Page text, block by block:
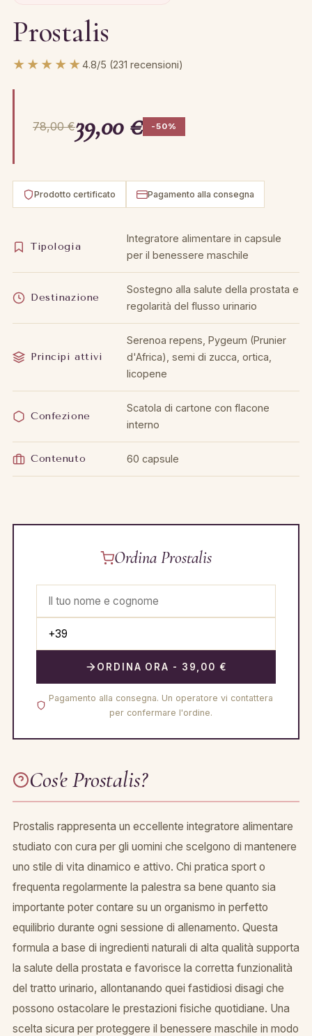
Prostalis
★★★★★4.8/5 (231 recensioni)
78,00 €39,00 € -50%
Prodotto certificato Pagamento alla consegna
Tipologia
Integratore alimentare in capsule
per il benessere maschile
Destinazione
Sostegno alla salute della prostata e
regolarità del flusso urinario
Principi attivi
Serenoa repens, Pygeum (Prunier
d'Africa), semi di zucca, ortica,
licopene
Confezione
Scatola di cartone con flacone
interno
Contenuto 60 capsule
Ordina Prostalis
ORDINA ORA - 39,00 €
Pagamento alla consegna. Un operatore vi contattera
per confermare l'ordine.
Cos'e Prostalis?
Prostalis rappresenta un eccellente integratore alimentare
studiato con cura per gli uomini che scelgono di mantenere
uno stile di vita dinamico e attivo. Chi pratica sport o
frequenta regolarmente la palestra sa bene quanto sia
importante poter contare su un organismo in perfetto
equilibrio durante ogni sessione di allenamento. Questa
formula a base di ingredienti naturali di alta qualità supporta
la salute della prostata e favorisce la corretta funzionalità
del tratto urinario, allontanando quei fastidiosi disagi che
possono ostacolare le prestazioni fisiche quotidiane. Una
scelta sicura per proteggere il benessere maschile in modo